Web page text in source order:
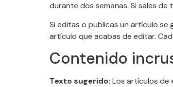
durante dos semanas. Si sales de
Si editas o publicas un artículo se
artículo que acabas de editar.
Contenido
Texto sugerido: Los artículos de